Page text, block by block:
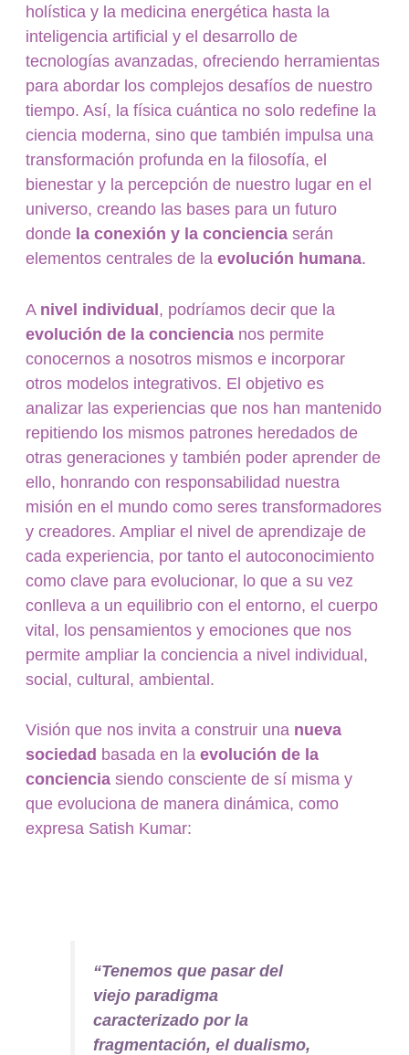
holística y la medicina energética hasta la
inteligencia artificial y el desarrollo de
tecnologías avanzadas, ofreciendo herramientas
para abordar los complejos desafíos de nuestro
tiempo. Así, la física cuántica no solo redefine la
ciencia moderna, sino que también impulsa una
transformación profunda en la filosofía, el
bienestar y la percepción de nuestro lugar en el
universo, creando las bases para un futuro
donde la conexión y la concienciaserán
elementos centrales de la evolución humana.
A nivel individual, podríamos decir que la
evolución de la conciencianos permite
conocernos a nosotros mismos e incorporar
otros modelos integrativos. El objetivo es
analizar las experiencias que nos han mantenido
repitiendo los mismos patrones heredados de
otras generaciones y también poder aprender de
ello, honrando con responsabilidad nuestra
misión en el mundo como seres transformadores
y creadores. Ampliar el nivel de aprendizaje de
cada experiencia, por tanto el autoconocimiento
como clave para evolucionar, lo que a su vez
conlleva a un equilibrio con el entorno, el cuerpo
vital, los pensamientos y emociones que nos
permite ampliar la conciencia a nivel individual,
social, cultural, ambiental.
Visión que nos invita a construir una nueva
sociedad basada en la evolución de la
concienciasiendo consciente de sí misma y
que evoluciona de manera dinámica, como
expresa Satish Kumar:
“Tenemos que pasar del
viejo paradigma
caracterizado por la
fragmentación, el dualismo,